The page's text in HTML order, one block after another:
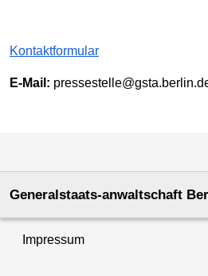
Kontaktformular
E-Mail:
Generalstaats-anwaltschaft
Impressum